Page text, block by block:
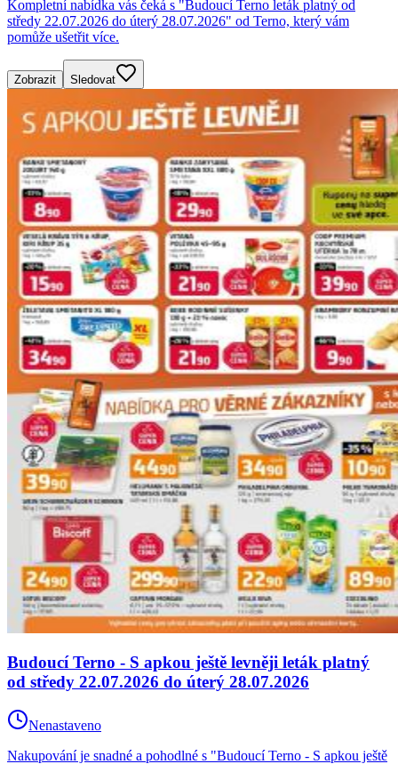
Kompletní nabídka vás čeká s "Budoucí Terno leták platný od
středy 22.07.2026 do úterý 28.07.2026" od Terno, který vám
pomůže ušetřit více.
Zobrazit Sledovat
Budoucí Terno - S apkou ještě levněji leták platný
od středy 22.07.2026 do úterý 28.07.2026
Nenastaveno
Nakupování je snadné a pohodlné s "Budoucí Terno - S apkou ještě